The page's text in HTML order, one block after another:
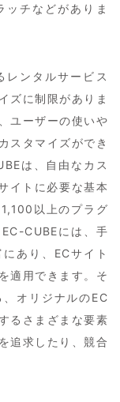
ッチなどがありま
レンタルサービス
ズに制限がありま
ユーザーの使いや
スタマイズができ
は、自由なカス
イトに必要な基本
以上のプラグ
CUBEには、手
あり、ECサイト
適用できます。そ
オリジナルのEC
るさまざまな要素
追求したり、競合